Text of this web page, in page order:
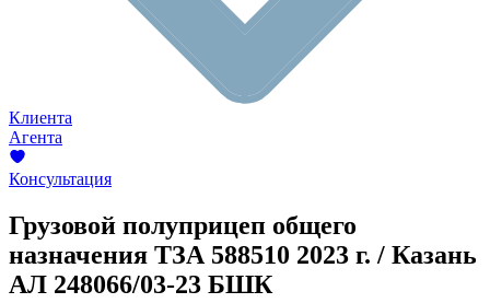
Клиента
Агента
Консультация
Грузовой полуприцеп общего
назначения ТЗА 588510 2023 г. / Казань
АЛ 248066/03-23 БШК